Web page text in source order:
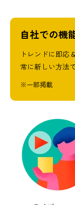
自社での機
トレンドに即応
常に新しい方法
※一部掲載